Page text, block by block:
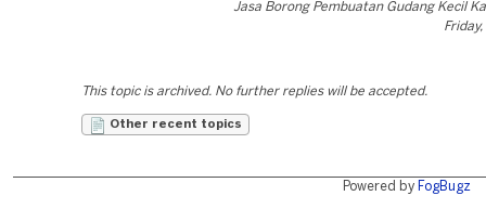
Jasa Borong Pembuatan Gudang Kecil
This topic is archived. No further replies will be accepted.
Other recent topics
Powered by FogBugz